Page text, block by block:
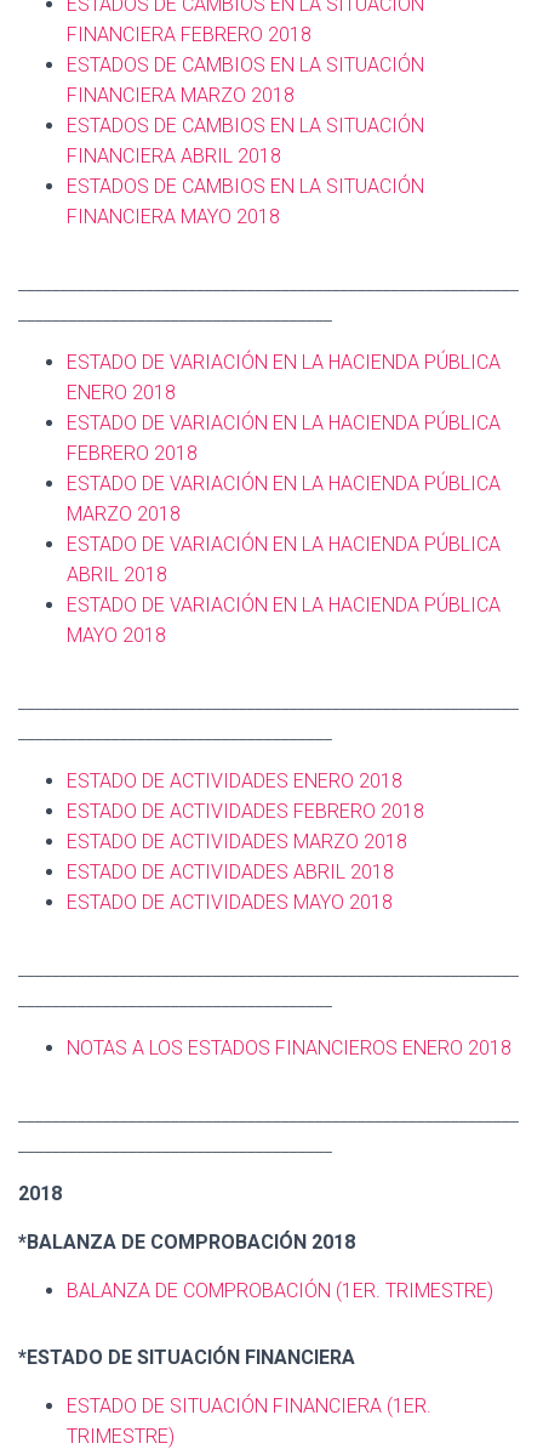
FINANCIERA FEBRERO 2018
ESTADOS DE CAMBIOS EN LA SITUACIÓN
FINANCIERA MARZO 2018
ESTADOS DE CAMBIOS EN LA SITUACIÓN
FINANCIERA ABRIL 2018
ESTADOS DE CAMBIOS EN LA SITUACIÓN
FINANCIERA MAYO 2018
ESTADO DE VARIACIÓN EN LA HACIENDA PÚBLICA
ENERO 2018
ESTADO DE VARIACIÓN EN LA HACIENDA PÚBLICA
FEBRERO 2018
ESTADO DE VARIACIÓN EN LA HACIENDA PÚBLICA
MARZO 2018
ESTADO DE VARIACIÓN EN LA HACIENDA PÚBLICA
ABRIL 2018
ESTADO DE VARIACIÓN EN LA HACIENDA PÚBLICA
MAYO 2018
ESTADO DE ACTIVIDADES ENERO 2018
ESTADO DE ACTIVIDADES FEBRERO 2018
ESTADO DE ACTIVIDADES MARZO 2018
ESTADO DE ACTIVIDADES ABRIL 2018
ESTADO DE ACTIVIDADES MAYO 2018
NOTAS A LOS ESTADOS FINANCIEROS ENERO 2018
2018
*BALANZA DE COMPROBACIÓN 2018
BALANZA DE COMPROBACIÓN (1ER. TRIMESTRE)
*ESTADO DE SITUACIÓN FINANCIERA
ESTADO DE SITUACIÓN FINANCIERA (1ER.
TRIMESTRE)